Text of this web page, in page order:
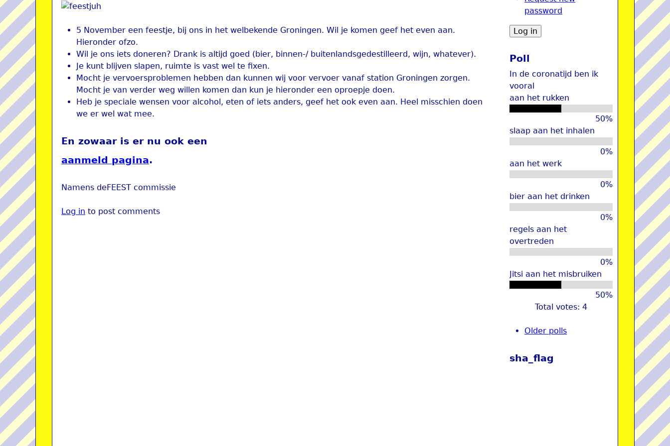
5 November een feestje, bij ons in het welbekende Groningen. Wil je komen geef het even aan.
Hieronder ofzo.
Wil je ons iets doneren? Drank is altijd goed (bier, binnen-/ buitenlandsgedestilleerd, wijn, whatever).
Je kunt blijven slapen, ruimte is vast wel te fixen.
Mocht je vervoersproblemen hebben dan kunnen wij voor vervoer vanaf station Groningen zorgen.
Mocht je van verder weg willen komen dan kun je hieronder een oproepje doen.
Heb je speciale wensen voor alcohol, eten of iets anders, geef het ook even aan. Heel misschien doen
we er wel wat mee.
En zowaar is er nu ook een
aanmeld pagina.
Namens deFEEST commissie
Log in to post comments
password
Poll
In de coronatijd ben ik
vooral
aan het rukken
50%
slaap aan het inhalen
0%
aan het werk
0%
bier aan het drinken
0%
regels aan het
overtreden
0%
Jitsi aan het misbruiken
50%
Total votes: 4
Older polls
sha_flag